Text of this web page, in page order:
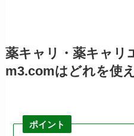
薬キャリ・薬キャリ
m3.comはどれを使
ポイント